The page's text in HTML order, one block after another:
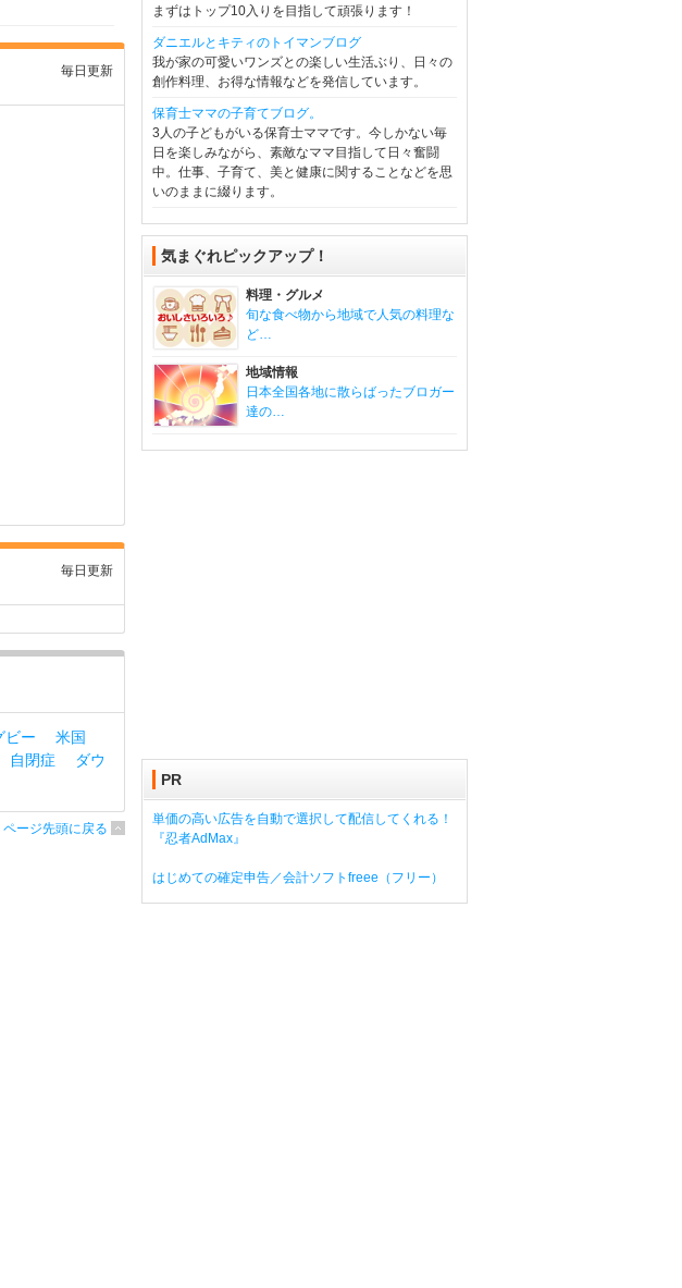
毎日更新
毎日更新
ビー
米国
自閉症
ダウ
ージ先頭に戻る
まずはトップ10入りを目指して頑張ります！
ダニエルとキティのトイマンブログ
我が家の可愛いワンズとの楽しい生活ぶり、日々の
創作料理、お得な情報などを発信しています。
保育士ママの子育てブログ。
3人の子どもがいる保育士ママです。今しかない毎
日を楽しみながら、素敵なママ目指して日々奮闘
中。仕事、子育て、美と健康に関することなどを思
いのままに綴ります。
気まぐれピックアップ！
料理・グルメ
旬な食べ物から地域で人気の料理な
ど…
地域情報
日本全国各地に散らばったブロガー
達の…
PR
単価の高い広告を自動で選択して配信してくれる！
『忍者AdMax』
はじめての確定申告／会計ソフトfreee（フリー）